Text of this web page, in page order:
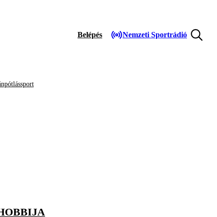
Belépés Nemzeti Sportrádió